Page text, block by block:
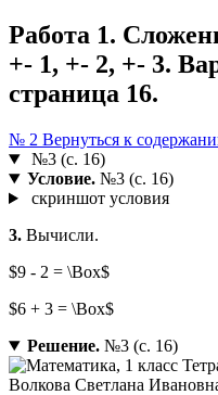
Работа 1.
+- 1, +- 2, +- 3.
страница 16.
№ 2 Вернуться к
№3 (с. 16)
Условие.№3 (с. 16)
скриншот условия
3. Вычисли.
$9 - 2 = \Box$
$6 + 3 = \Box$
Решение.№3 (с. 16)